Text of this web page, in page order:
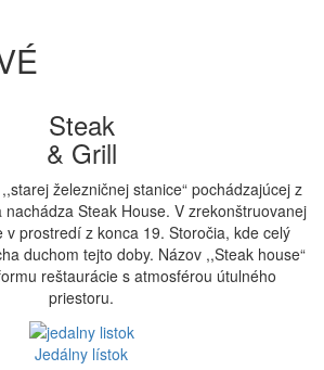
Steak
& Grill
železničnej stanice“ pochádzajúcej z
Steak House. V zrekonštruovanej
v prostredí z konca 19. Storočia, kde celý
duchom tejto doby. Názov ,,Steak house“
reštaurácie s atmosférou útulného
priestoru.
Jedálny lístok